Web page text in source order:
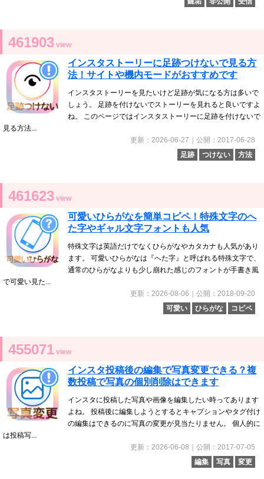
461903 view
インスタストーリーに足跡つけないで見る方
法！サイトや機内モードがおすすめです
インスタストーリーを見たいけど足跡が気になる方は多いで
しょう。 足跡を付けないでストーリーを見れると良いですよ
ね。 このページではインスタストーリーに足跡を付けないで
見る方法...
更新：2026-06-27｜公開：2017-06-28
足跡
つけない 方法
461623 view
可愛いひらがなを簡単コピペ！特殊文字のへ
た字やギャル文字フォントも人気
特殊文字は英語だけでなくひらがなやカタカナも人気があり
ます。 可愛いひらがなは『へた字』と呼ばれる特殊文字で、
通常のひらがなよりも少し崩れた感じのフォントが手書き風
で可愛い見た...
更新：2026-08-06｜公開：2018-09-20
可愛い
ひらがな コピペ
455071 view
インスタ投稿後の編集で写真変更できる？複
数投稿で写真の個別削除はできます
インスタに投稿した写真や画像を編集したい時ってあります
よね。 投稿後に編集しようとするとキャプションやタグ付け
の編集はできるのに写真の変更が見当たりません。 個人的に
は投稿写...
更新：2026-06-08｜公開：2017-07-05
編集
写真 変更